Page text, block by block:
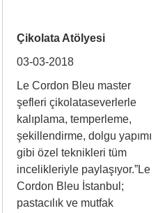
Çikolata Atölyesi
03-03-2018
Le Cordon Bleu master
şefleri çikolataseverlerle
kalıplama, temperleme,
şekillendirme, dolgu yapımı
gibi özel teknikleri tüm
incelikleriyle paylaşıyor.”Le
Cordon Bleu İstanbul;
pastacılık ve mutfak